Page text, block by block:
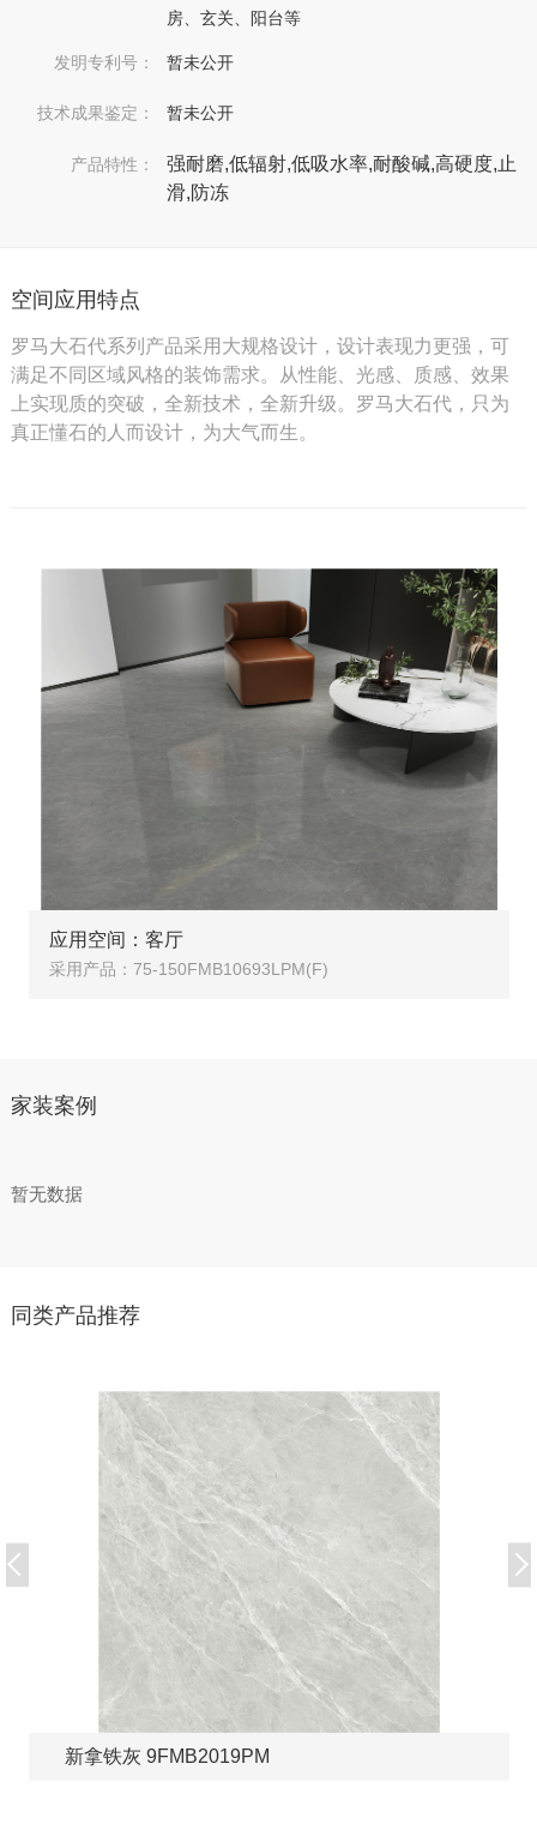
房、玄关、阳台等
发明专利号： 暂未公开
技术成果鉴定： 暂未公开
产品特性：
强耐磨,低辐射,低吸水率,耐酸碱,高硬度,止
滑,防冻
空间应用特点
罗马大石代系列产品采用大规格设计，设计表现力更强，可
满足不同区域风格的装饰需求。从性能、光感、质感、效果
上实现质的突破，全新技术，全新升级。罗马大石代，只为
真正懂石的人而设计，为大气而生。
应用空间：客厅
采用产品：75-150FMB10693LPM(F)
家装案例
暂无数据
同类产品推荐
新拿铁灰 9FMB2019PM